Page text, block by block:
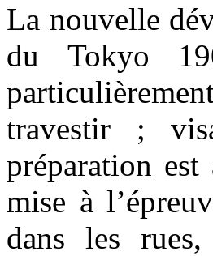
La nouvelle
du Tokyo
travestir ;
préparation
mise à
dans les